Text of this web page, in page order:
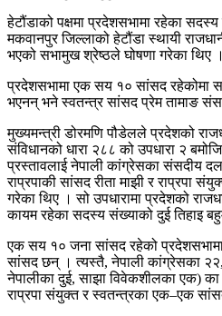
हेटौंडाको पक्षमा प्रदेशसभामा रहेका
मकवानपुर जिल्लाको हेटौंडा स्थायी
भएको सभामुख श्रेष्ठले घोषणा गरेका थिए ।
प्रदेशसभामा एक सय १० सांसद रहेकोमा
भएनन् भने स्वतन्त्र सांसद प्रेम तामाङ
मुख्यमन्त्री डोरमणि पौडेलले प्रदेशको
संविधानको धारा २८८ को उपधारा २
प्रस्तावलाई नेपाली कांग्रेसका संसदीय
राप्रपाकी सांसद रीता माझी र राप्रपा
गरेका थिए । सो उपधारामा प्रदेशको
कायम रहेका सदस्य संख्याको दुई तिहाइ
एक सय १० जना सांसद रहेको प्रदेशसभामा
सांसद छन् । त्यस्तै, नेपाली कांग्रेसका
नेपालीका दुई, साझा विवेकशीलका एक) का
राप्रपा संयुक्त र स्वतन्त्रका एक–एक